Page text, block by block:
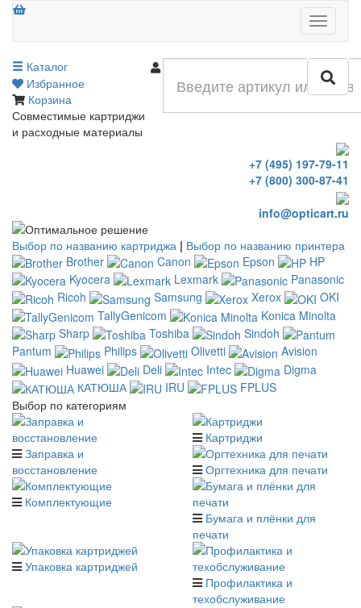
Меню
Каталог
Избранное
Корзина
Совместимые картриджи
и расходные материалы
+7 (495) 197-79-11
+7 (800) 300-87-41
info@opticart.ru
Выбор по названию картриджа | Выбор по названию принтера
Brother
Canon Epson
HP
Kyocera
Lexmark
Panasonic
Ricoh
Samsung Xerox
OKI
TallyGenicom
Konica Minolta
Sharp
Toshiba
Sindoh
Pantum
Philips Olivetti
Avision
Huawei
Deli Intec
Digma
КАТЮША
IRU
FPLUS
Выбор по категориям
Заправка и
восстановление
Картриджи
Оргтехника для печати
Комплектующие
Бумага и плёнки для
печати
Упаковка картриджей
Профилактика и
техобслуживание